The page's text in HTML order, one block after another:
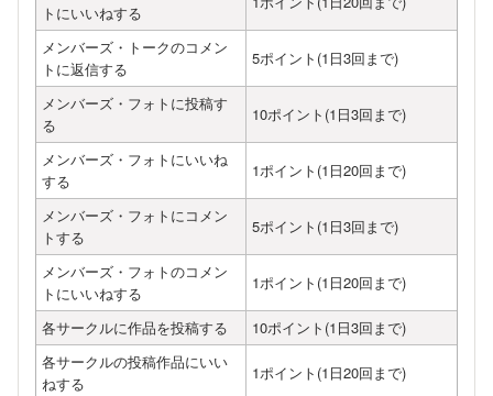
トにいいねする
メンバーズ・トークのコメン
トに返信する
5ポイント(1日3回まで)
メンバーズ・フォトに投稿す
る
10ポイント(1日3回まで)
メンバーズ・フォトにいいね
する
1ポイント(1日20回まで)
メンバーズ・フォトにコメン
トする
5ポイント(1日3回まで)
メンバーズ・フォトのコメン
トにいいねする
1ポイント(1日20回まで)
各サークルに作品を投稿する
10ポイント(1日3回まで)
各サークルの投稿作品にいい
ねする
1ポイント(1日20回まで)